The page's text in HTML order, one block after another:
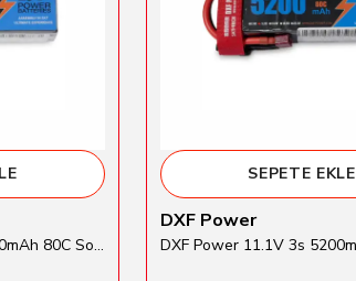
DXF Power 14.8V 4s 5200mAh 80C Softcase Lipo Batarya
SEPETE EKLE
DXF Power